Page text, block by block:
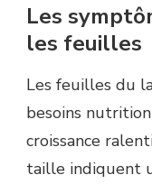
Les
les feuilles
Les feuilles du
besoins
croissance
taille indiquent